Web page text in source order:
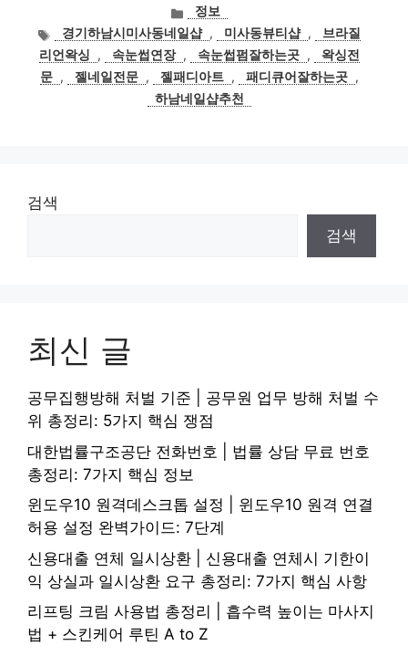
카
테
고
리
정보
태
그
경기하남시미사동네일샵 , 미사동뷰티샵 ,
브라질
리언왁싱
, 속눈썹연장 , 속눈썹펌잘하는곳 ,
왁싱전
문 , 젤네일전문 , 젤패디아트 , 패디큐어잘하는곳 ,
하남네일샵추천
검색
검색
최신 글
공무집행방해 처벌 기준 | 공무원 업무 방해 처벌 수
위 총정리: 5가지 핵심 쟁점
대한법률구조공단 전화번호 | 법률 상담 무료 번호
총정리: 7가지 핵심 정보
윈도우10 원격데스크톱 설정 | 윈도우10 원격 연결
허용 설정 완벽가이드: 7단계
신용대출 연체 일시상환 | 신용대출 연체시 기한이
익 상실과 일시상환 요구 총정리: 7가지 핵심 사항
리프팅 크림 사용법 총정리 | 흡수력 높이는 마사지
법 + 스킨케어 루틴 A to Z